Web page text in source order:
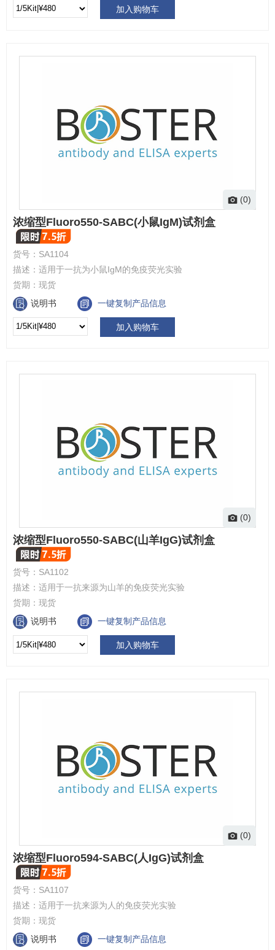
加入购物车
(0)
浓缩型Fluoro550-SABC(小鼠IgM)试剂盒
货号： SA1104
描述： 适用于一抗为小鼠IgM的免疫荧光实验
货期： 现货
说明书
一键复制产品信息
加入购物车
(0)
浓缩型Fluoro550-SABC(山羊IgG)试剂盒
货号： SA1102
描述： 适用于一抗来源为山羊的免疫荧光实验
货期： 现货
说明书
一键复制产品信息
加入购物车
(0)
浓缩型Fluoro594-SABC(人IgG)试剂盒
货号： SA1107
描述： 适用于一抗来源为人的免疫荧光实验
货期： 现货
说明书
一键复制产品信息